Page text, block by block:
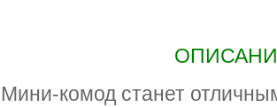
Мини-комод станет